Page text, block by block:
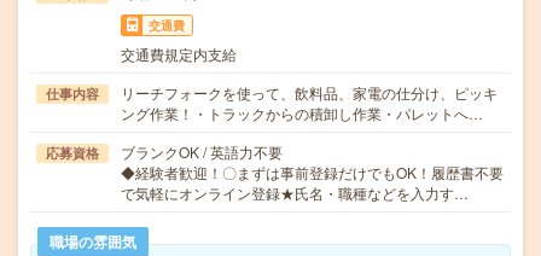
交通費
交通費規定内支給
仕事内容
リーチフォークを使って、飲料品、家電の仕分け、ピッキ
ング作業！・トラックからの積卸し作業・パレットへ…
応募資格
ブランクOK / 英語力不要
◆経験者歓迎！〇まずは事前登録だけでもOK！履歴書不要
で気軽にオンライン登録★氏名・職種などを入力す…
職場の雰囲気